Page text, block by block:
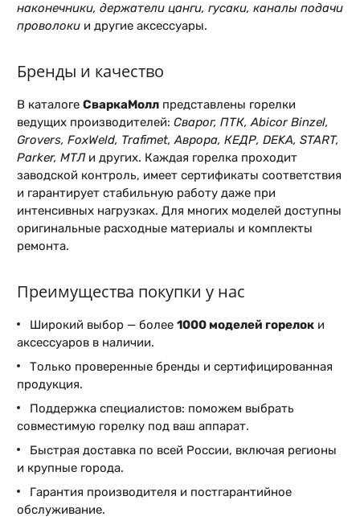
наконечники, держатели цанги, гусаки, каналы подачи
проволоки и другие аксессуары.
Бренды и качество
В каталоге СваркаМолл представлены горелки
ведущих производителей: Сварог, ПТК, Abicor Binzel,
Grovers, FoxWeld, Trafimet, Аврора, КЕДР, DEKA, START,
Parker, МТЛи других. Каждая горелка проходит
заводской контроль, имеет сертификаты соответствия
и гарантирует стабильную работу даже при
интенсивных нагрузках. Для многих моделей доступны
оригинальные расходные материалы и комплекты
ремонта.
Преимущества покупки у нас
Широкий выбор — более 1000 моделей горелок и
аксессуаров в наличии.
Только проверенные бренды и сертифицированная
продукция.
Поддержка специалистов: поможем выбрать
совместимую горелку под ваш аппарат.
Быстрая доставка по всей России, включая регионы
и крупные города.
Гарантия производителя и постгарантийное
обслуживание.